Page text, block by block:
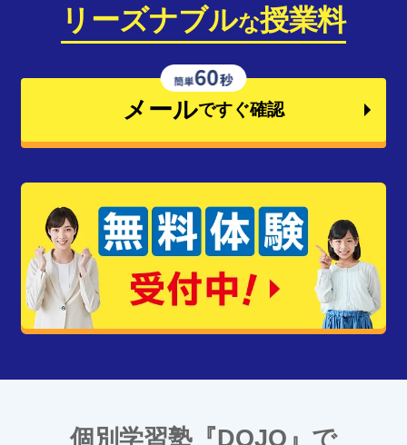
リーズナブルな授業料
メールですぐ確認
個別学習塾『DOJO』で